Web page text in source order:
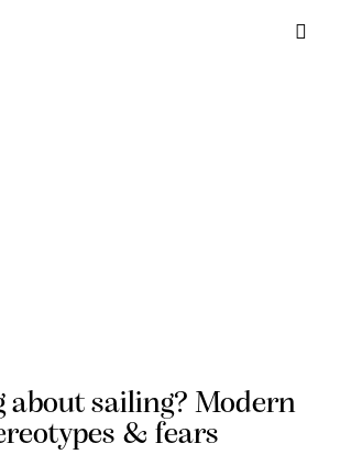
about sailing? Modern
& fears